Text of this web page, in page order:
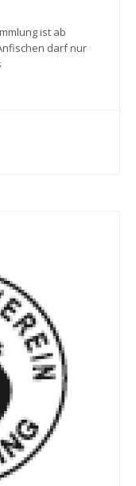
ist ab
darf nur